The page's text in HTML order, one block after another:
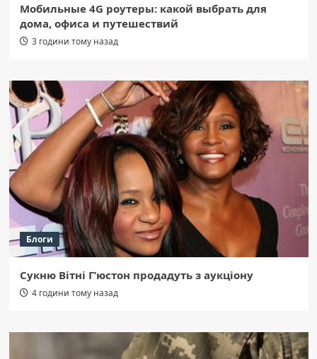
Мобильные 4G роутеры: какой выбрать для
дома, офиса и путешествий
3 години тому назад
Блоги
Сукню Вітні Г’юстон продадуть з аукціону
4 години тому назад